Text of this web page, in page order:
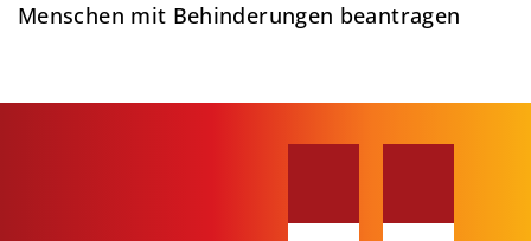
Menschen mit Behinderungen beantragen